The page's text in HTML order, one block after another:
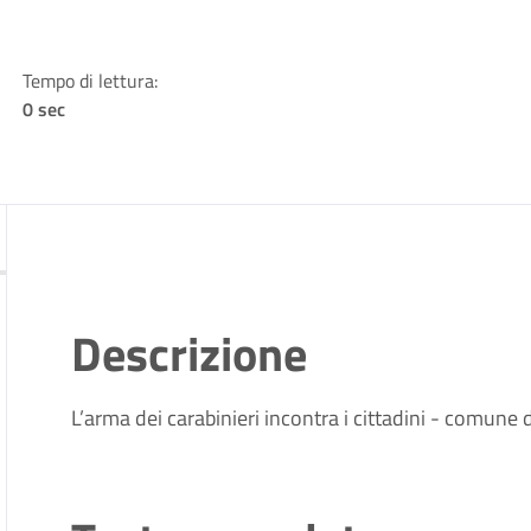
Tempo di lettura:
0 sec
Descrizione
L’arma dei carabinieri incontra i cittadini - comune